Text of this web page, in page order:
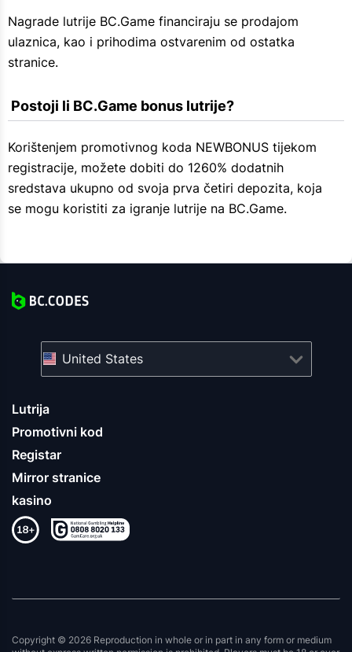
Nagrade lutrije BC.Game financiraju se prodajom
ulaznica, kao i prihodima ostvarenim od ostatka
stranice.
Postoji li BC.Game bonus lutrije?
Korištenjem promotivnog koda NEWBONUS tijekom
registracije, možete dobiti do 1260% dodatnih
sredstava ukupno od svoja prva četiri depozita, koja
se mogu koristiti za igranje lutrije na BC.Game.
Lutrija
Promotivni kod
Registar
Mirror stranice
kasino
United States
Copyright © 2026 Reproduction in whole or in part in any form or medium